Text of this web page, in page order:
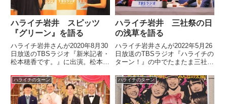
ハライチ岩井 スピッツ
『グリーン』を語る
ハライチ岩井さんが2020年8月30
日放送のTBSラジオ『新米記者・
松本穂香です。』に出演。松本穂
紹介していました。#新米記者松
本穂香です#ハライチのターン明
日お昼12時30分のゲストは、先
週に引き続きハライチ...
ハライチ岩井 三社祭の日
の浅草を語る
ハライチ岩井さんが2022年5月26
日放送のTBSラジオ『ハライチの
ターン！』の中でたまたま三社祭
していました。
ハライチのターン ハライチのターン